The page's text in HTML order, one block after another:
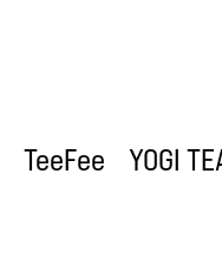
TeeFee YOGI